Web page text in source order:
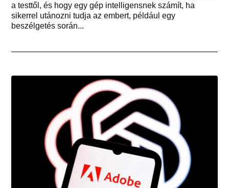
a testtől, és hogy egy gép intelligensnek számít, ha
sikerrel utánozni tudja az embert, például egy
beszélgetés során...